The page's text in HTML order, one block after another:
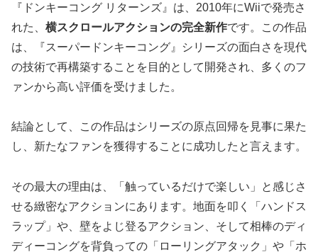
『ドンキーコング リターンズ』は、2010年にWiiで発売さ
れた、 横スクロールアクションの完全新作です。この作品
は、『スーパードンキーコング』シリーズの面白さを現代
の技術で再構築することを目的として開発され、多くのフ
ァンから高い評価を受けました。
結論として、この作品はシリーズの原点回帰を見事に果た
し、新たなファンを獲得することに成功したと言えます。
その最大の理由は、
「触っているだけで楽しい」と感じさ
せる緻密なアクションにあります。地面を叩く「ハンドス
ラップ」や、壁をよじ登るアクション、そして相棒のディ
ディーコングを背負っての「ローリングアタック」や「ホ